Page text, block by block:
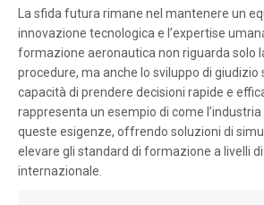
La sfida futura rimane nel mantenere un
innovazione tecnologica e l’expertise
formazione aeronautica non riguarda solo
procedure, ma anche lo sviluppo di giudizio
capacità di prendere decisioni rapide e
rappresenta un esempio di come
queste esigenze, offrendo soluzioni di
elevare gli standard di formazione a livelli
internazionale.